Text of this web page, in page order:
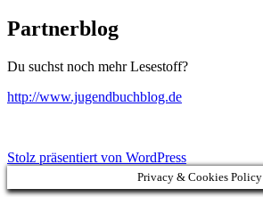
Partnerblog
Du suchst noch mehr Lesestoff?
http://www.jugendbuchblog.de
Stolz präsentiert von WordPress
Privacy & Cookies Policy